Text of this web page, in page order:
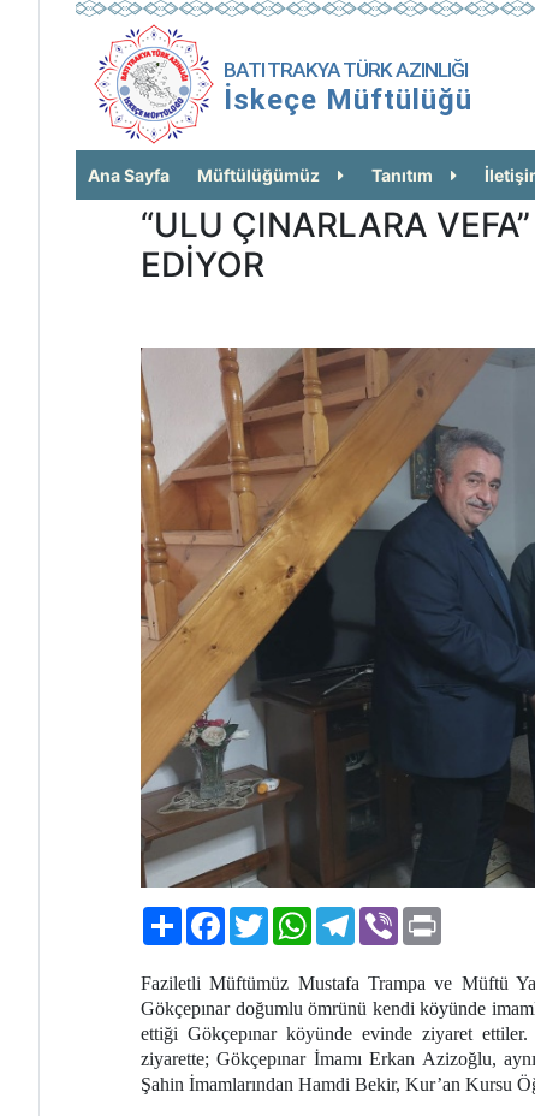
BATI TRAKYA TÜRK AZINLIĞI
İskeçe Müftülüğü
Ana Sayfa Müftülüğümüz Tanıtım
“ULU ÇINARLARA
EDİYOR
PaylaşFacebook
TwitterWhatsAppTelegram
Viber
Faziletli Müftümüz Mustafa Trampa ve Müftü
Gökçepınar doğumlu ömrünü kendi köyünde
ettiği Gökçepınar köyünde evinde ziyaret
ziyarette; Gökçepınar İmamı Erkan Azizoğlu,
Şahin İmamlarından Hamdi Bekir, Kur’an Kursu